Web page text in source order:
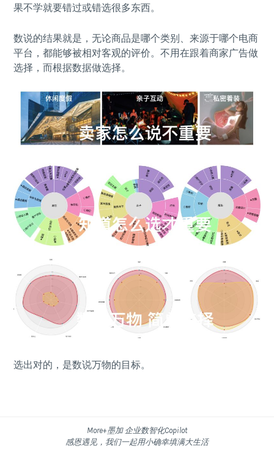
果不学就要错过或错选很多东西。
数说的结果就是，无论商品是哪个类别、来源于哪个电商
平台，都能够被相对客观的评价。不用在跟着商家广告做
选择，而根据数据做选择。
选出对的，是数说万物的目标。
More+墨加 企业数智化Copilot
感恩遇见，我们一起用小确幸填满大生活